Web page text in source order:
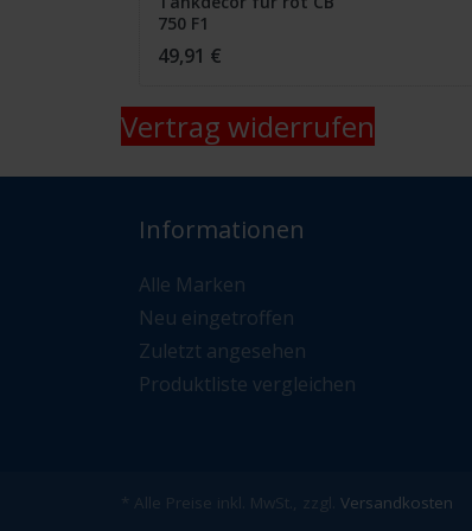
750 F1
49,91 €
Vertrag widerrufen
Informationen
Alle Marken
Neu eingetroffen
Zuletzt angesehen
Produktliste vergleichen
* Alle Preise inkl. MwSt., zzgl. Versandkosten